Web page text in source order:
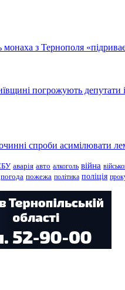
монаха з Тернополя
погрожують депутати
спроби асимілювати
аварія авто алкоголь війна
погода пожежа політика поліція